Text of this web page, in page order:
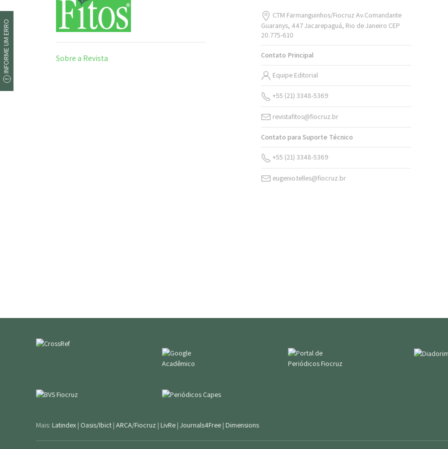
Sobre a Revista
CTM Farmanguinhos/Fiocruz Av.Comandante
Guaranys, 447 Jacarepaguá, Rio de Janeiro CEP
20.775-610
Contato Principal
Equipe Editorial
+55 (21) 3348-5369
revistafitos@fiocruz.br
Contato para Suporte Técnico
+55 (21) 3348-5369
eugenio.telles@fiocruz.br
Mais: Latindex | Oasis/Ibict | ARCA/Fiocruz | LivRe | Journals4Free | Dimensions
INFORME UM ERRO